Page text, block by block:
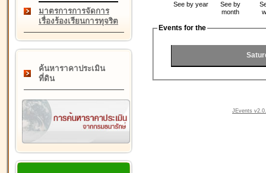
มาตรการการจัดการ
เรื่องร้องเรียนการทุจริต
ค้นหาราคาประเมิน
ที่ดิน
See by year
See by
month
Events for the
JEvents